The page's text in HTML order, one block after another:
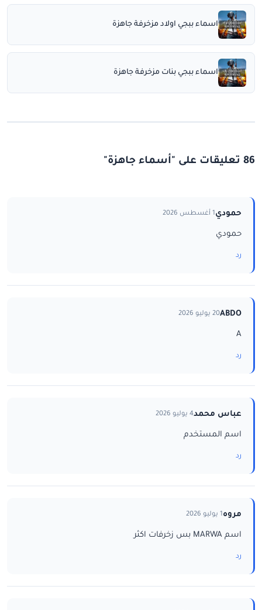
اسماء ببجي اولاد مزخرفة جاهزة
اسماء ببجي بنات مزخرفة جاهزة
86 تعليقات على "أسماء جاهزة"
حمودي1 أغسطس 2026
حمودي
رد
ABDO20 يوليو 2026
A
رد
عباس محمد4 يوليو 2026
اسم المستخدم
رد
مروه1 يوليو 2026
اسم MARWA بس زخرفات اكثر
رد